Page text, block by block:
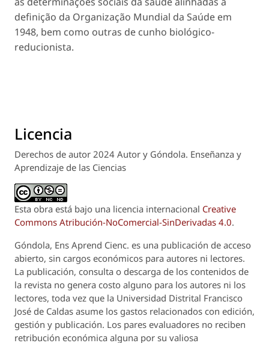
definição da Organização Mundial da Saúde em
1948, bem como outras de cunho biológico-
reducionista.
Licencia
Derechos de autor 2024 Autor y Góndola. Enseñanza y
Aprendizaje de las Ciencias
Esta obra está bajo una licencia internacional Creative
Commons Atribución-NoComercial-SinDerivadas 4.0.
Góndola, Ens Aprend Cienc. es una publicación de acceso
abierto, sin cargos económicos para autores ni lectores.
La publicación, consulta o descarga de los contenidos de
la revista no genera costo alguno para los autores ni los
lectores, toda vez que la Universidad Distrital Francisco
José de Caldas asume los gastos relacionados con edición,
gestión y publicación. Los pares evaluadores no reciben
retribución económica alguna por su valiosa